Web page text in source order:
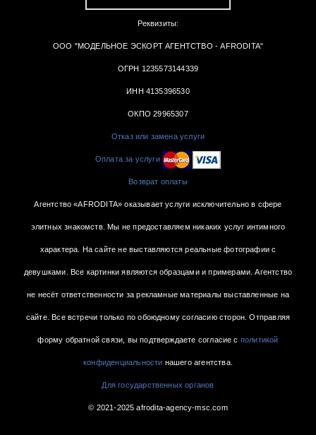
Реквизиты:
ООО "МОДЕЛЬНОЕ ЭСКОРТ АГЕНТСТВО - AFRODITA"
ОГРН 1235573144339
ИНН 4135396530
ОКПО 29965307
Отказ или замена услуги
Оплата за услуги
Возврат оплаты
Агентство «AFRODITA» оказывает услуги исключительно в сфере
элитных знакомств. Мы не предоставляем никаких услуг интимного
характера. На сайте не выставляются реальные фотографии с
девушками. Все картинки являются образцами и примерами. Агентство
не несёт ответственности за рекламные материалы выставленные на
сайте. Все встречи только по обоюдному согласию сторон. Отправляя
форму обратной связи, вы подтверждаете согласие с политикой
конфиденциальности нашего агентства.
Для государственных органов
© 2021-2025 afrodita-agency-msc.com